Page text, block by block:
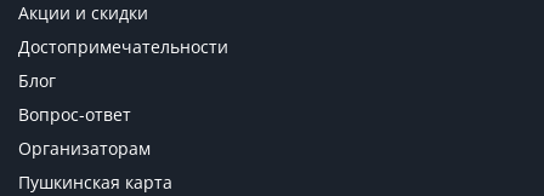
Акции и скидки
Достопримечательности
Блог
Вопрос-ответ
Организаторам
Пушкинская карта